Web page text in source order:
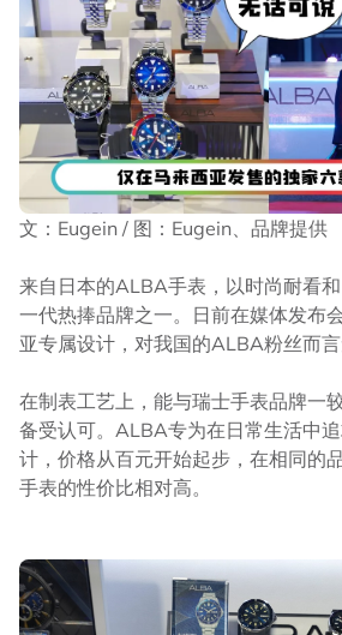
文：Eugein / 图：Eugein、品牌提供
来自日本的ALBA手表，以时尚耐看
一代热捧品牌之一。日前在媒体发布
亚专属设计，对我国的ALBA粉丝而言
在制表工艺上，能与瑞士手表品牌一
备受认可。ALBA专为在日常生活中
计，价格从百元开始起步，在相同的
手表的性价比相对高。